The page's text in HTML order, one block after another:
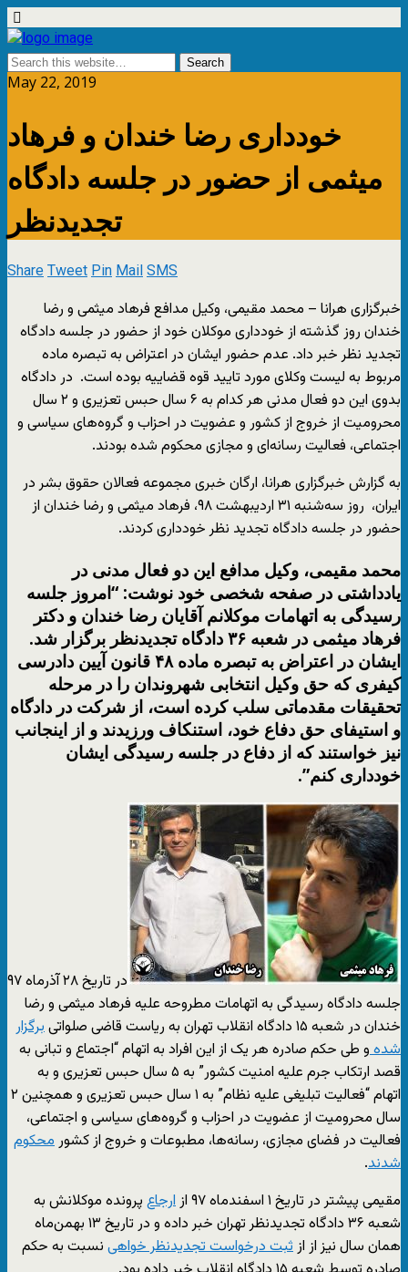
May 22, 2019
خودداری رضا خندان و فرهاد
میثمی از حضور در جلسه دادگاه
تجدیدنظر
ShareTweetPinMailSMS
خبرگزاری هرانا – محمد مقیمی، وکیل مدافع فرهاد میثمی و رضا
خندان روز گذشته از خودداری موکلان خود از حضور در جلسه دادگاه
تجدید نظر خبر داد. عدم حضور ایشان در اعتراض به تبصره ماده
مربوط به لیست وکلای مورد تایید قوه قضاییه بوده است. در دادگاه
بدوی این دو فعال مدنی هر کدام به ۶ سال حبس تعزیری و ۲ سال
محرومیت از خروج از کشور و عضویت در احزاب و گروه‌های سیاسی و
اجتماعی، فعالیت رسانه‌ای و مجازی محکوم شده بودند.
به گزارش خبرگزاری هرانا، ارگان خبری مجموعه فعالان حقوق بشر در
ایران، روز سه‌شنبه ۳۱ اردیبهشت ۹۸، فرهاد میثمی و رضا خندان از
حضور در جلسه دادگاه تجدید نظر خودداری کردند.
محمد مقیمی، وکیل مدافع این دو فعال مدنی در
یادداشتی در صفحه شخصی خود نوشت: “امروز جلسه
رسیدگی به اتهامات موکلانم آقایان رضا خندان و دکتر
فرهاد میثمی در شعبه ۳۶ دادگاه تجدیدنظر برگزار شد.
ایشان در اعتراض به تبصره ماده ۴۸ قانون آیین دادرسی
کیفری که حق وکیل انتخابی شهروندان را در مرحله
تحقیقات مقدماتی سلب کرده است، از شرکت در دادگاه
و استیفای حق دفاع خود، استنکاف ورزیدند و از اینجانب
نیز خواستند که از دفاع در جلسه رسیدگی ایشان
خودداری کنم”.
در تاریخ ۲۸ آذرماه ۹۷
جلسه دادگاه رسیدگی به اتهامات مطروحه علیه فرهاد میثمی و رضا
خندان در شعبه ۱۵ دادگاه انقلاب تهران به ریاست قاضی صلواتی
برگزار
شدهو طی حکم صادره هر یک از این افراد به اتهام “اجتماع و تبانی به
قصد ارتکاب جرم علیه امنیت کشور” به ۵ سال حبس تعزیری و به
اتهام “فعالیت تبلیغی علیه نظام” به ۱ سال حبس تعزیری و همچنین ۲
سال محرومیت از عضویت در احزاب و گروه‌های سیاسی و اجتماعی،
فعالیت در فضای مجازی، رسانه‌ها، مطبوعات و خروج از کشورمحکوم
شدند.
مقیمی پیشتر در تاریخ ۱ اسفندماه ۹۷ از
ارجاع پرونده موکلانش به
شعبه ۳۶ دادگاه تجدیدنظر تهران خبر داده و در تاریخ ۱۳ بهمن‌ماه
همان سال نیز از ازثبت درخواست تجدیدنظر خواهی نسبت به حکم